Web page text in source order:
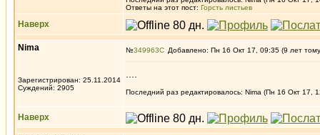
Ответы на этот пост: Горсть листьев
Наверх
Nima
Зарегистрирован: 25.11.2014
Суждений: 2905
№349963 Добавлено: Пн 16 Окт 17, 09:35 (9 лет
Последний раз редактировалось: Nima (Пн 16 Окт 17,
Наверх